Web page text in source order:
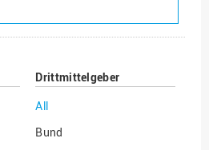
Drittmittelgeber
All
Bund